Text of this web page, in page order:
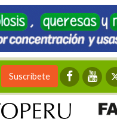
Suscríbete